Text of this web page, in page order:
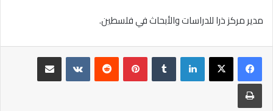
مدير مركز ذرا للدراسات والأبحاث في فلسطين.
لينكدإن بينتيريست
مشاركة عبر البريد
طباعة